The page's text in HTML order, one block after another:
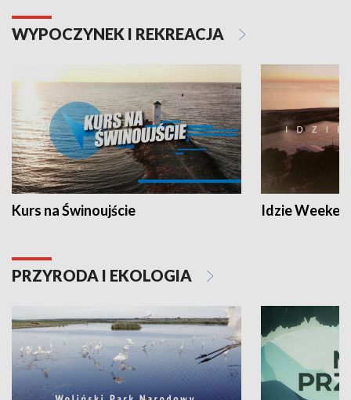
WYPOCZYNEK I REKREACJA
Kurs na Świnoujście Idzie
PRZYRODA I EKOLOGIA